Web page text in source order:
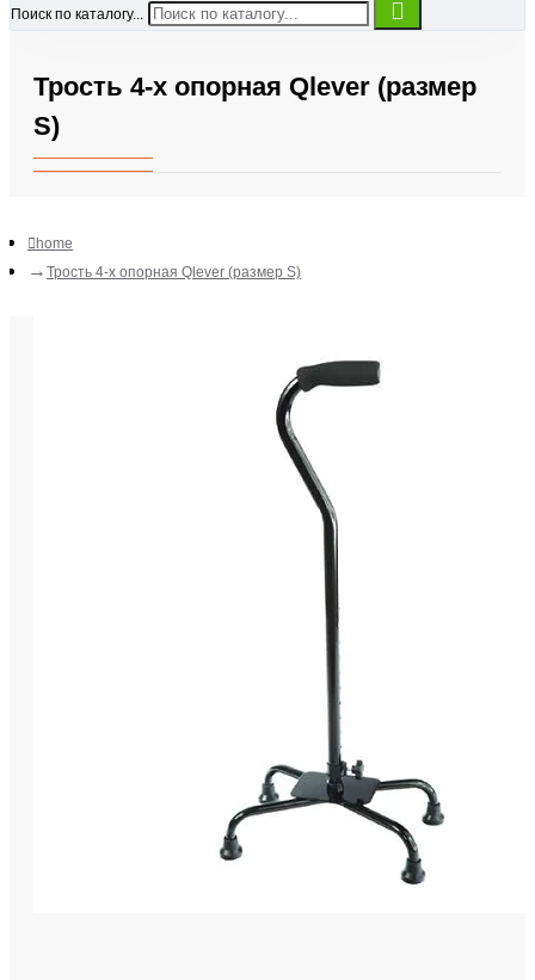
Поиск по каталогу...
Трость 4-х опорная Qlever (размер
S)
home
Трость 4-х опорная Qlever (размер S)